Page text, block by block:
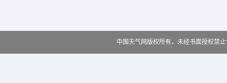
中国天气网版权所有，未经书面授权